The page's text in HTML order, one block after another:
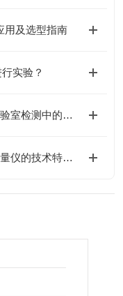
用及选型指南
实验？
UVP B-100AP 手持式长波紫外灯在实验室检测中的应用与优势
WTW ProfiLine pH 3310 便携式 pH 测量仪的技术特点与应用解析